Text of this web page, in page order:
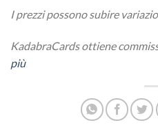
I prezzi possono subire
KadabraCards ottiene
più